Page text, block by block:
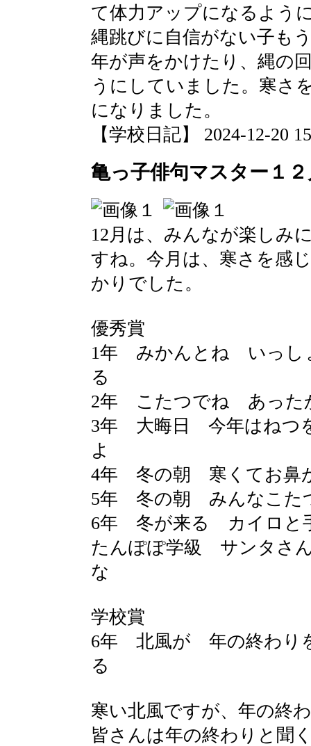
て体力アップになるよう
縄跳びに自信がない子も
年が声をかけたり、縄の
うにしていました。寒さ
になりました。
【学校日記】 2024-12-20
亀っ子俳句マスター１
12月は、みんなが楽しみ
すね。今月は、寒さを感
かりでした。
優秀賞
1年 みかんとね いっし
る
2年 こたつでね あっ
3年 大晦日 今年はねつ
4年 冬の朝 寒く
5年 冬の朝 みんなこ
6年 冬が来る カイ
たんぽぽ学級 サンタさ
な
学校賞
6年 北風が 年の終わり
る
寒い北風ですが、年の終
皆さんは年の終わりと聞